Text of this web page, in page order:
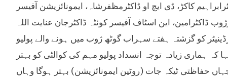
کاکڑ، ڈی ایچ او ڈاکٹرمظفرشاہ، ایمونائزیشن آفیسر
ڈاکٹرامین، این اسٹاف آفیسر کوئٹہ ڈاکٹرجان عنایت اللہ
کو گزشتہ ہفتے سہراب گوٹھ ژوب میں ہونے والے پولیو
کہ ہماری زیادہ توجہ انسداد پولیو مہم کی کوالٹی کو بہتر
حفاظتی ٹیکہ جات (روٹین ایمونائزیشن) بہتر ہوگا وہاں